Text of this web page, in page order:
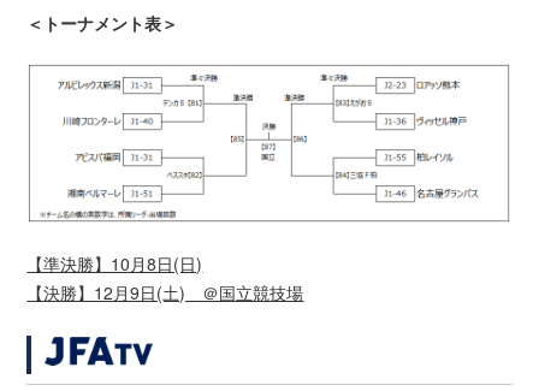
＜トーナメント表＞
【準決勝】10月8日(日)
【決勝】12月9日(土) ＠国立競技場